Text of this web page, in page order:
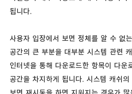
됩니다.
사용자 입장에서 보면 정체를 알 수 없
공간의 큰 부분을 대부분 시스템 관련
인터넷을 통해 다운로드한 항목이 다운
공간을 차지하게 됩니다. 시스템 캐쉬